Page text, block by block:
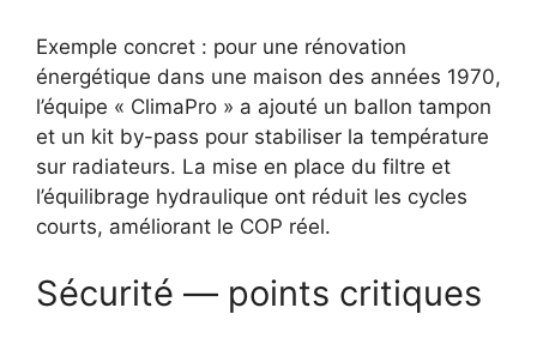
Exemple concret : pour une rénovation
énergétique dans une maison des années 1970,
l’équipe « ClimaPro » a ajouté un ballon tampon
et un kit by-pass pour stabiliser la température
sur radiateurs. La mise en place du filtre et
l’équilibrage hydraulique ont réduit les cycles
courts, améliorant le COP réel.
Sécurité — points critiques